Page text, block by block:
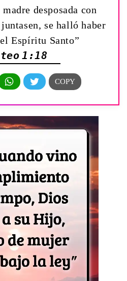
desposada con
juntasen, se halló haber
Espíritu Santo”
1:18